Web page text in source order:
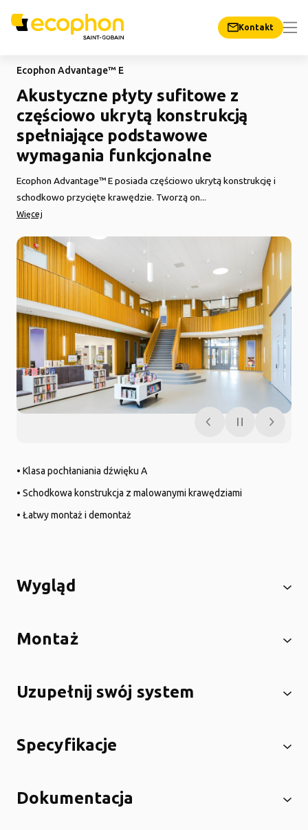
Kontakt
Ecophon Advantage™ E
Akustyczne płyty sufitowe z
częściowo ukrytą konstrukcją
spełniające podstawowe
wymagania funkcjonalne
Ecophon Advantage™ E posiada częściowo ukrytą konstrukcję i
schodkowo przycięte krawędzie. Tworzą on...
Więcej
• Klasa pochłaniania dźwięku A
• Schodkowa konstrukcja z malowanymi krawędziami
• Łatwy montaż i demontaż
Wygląd
Montaż
Uzupełnij swój system
Specyfikacje
Dokumentacja